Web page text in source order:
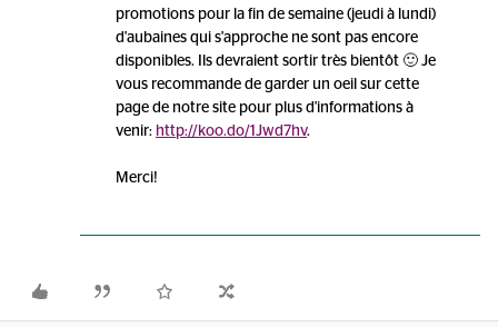
promotions pour la fin de semaine (jeudi à lundi)
d'aubaines qui s'approche ne sont pas encore
disponibles. Ils devraient sortir très bientôt 🙂 Je
vous recommande de garder un oeil sur cette
page de notre site pour plus d'informations à
venir: http://koo.do/1Jwd7hv.
Merci!